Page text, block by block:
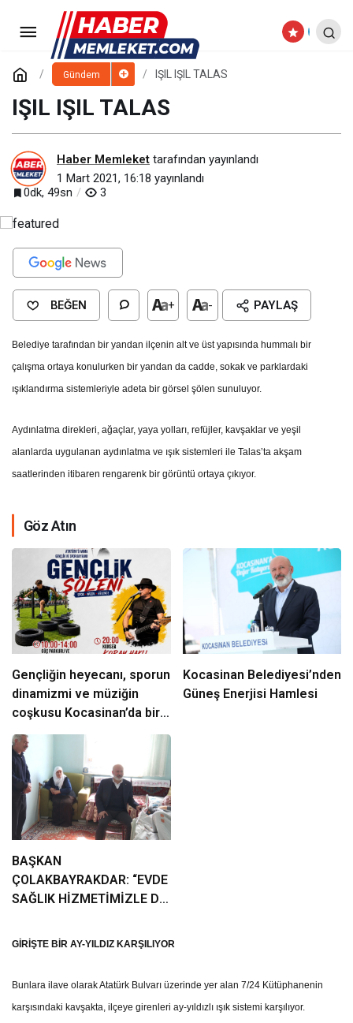
Gündem IŞIL IŞIL TALAS
IŞIL IŞIL TALAS
Haber Memleket tarafından yayınlandı
1 Mart 2021, 16:18 yayınlandı
0dk, 49sn
3
BEĞEN + - PAYLAŞ
Belediye tarafından bir yandan ilçenin alt ve üst yapısında hummalı bir
çalışma ortaya konulurken bir yandan da cadde, sokak ve parklardaki
ışıklandırma sistemleriyle adeta bir görsel şölen sunuluyor.
Aydınlatma direkleri, ağaçlar, yaya yolları, refüjler, kavşaklar ve yeşil
alanlarda uygulanan aydınlatma ve ışık sistemleri ile Talas’ta akşam
saatlerinden itibaren rengarenk bir görüntü ortaya çıkıyor.
Göz Atın
Gençliğin heyecanı, sporun
dinamizmi ve müziğin
coşkusu Kocasinan’da bir
araya geliyor!
Kocasinan Belediyesi’nden
Güneş Enerjisi Hamlesi
BAŞKAN
ÇOLAKBAYRAKDAR: “EVDE
SAĞLIK HİZMETİMİZLE DE
DOKUNUYORUZ”
GİRİŞTE BİR AY-YILDIZ KARŞILIYOR
Bunlara ilave olarak Atatürk Bulvarı üzerinde yer alan 7/24 Kütüphanenin
karşısındaki kavşakta, ilçeye girenleri ay-yıldızlı ışık sistemi karşılıyor.
KOCASİNAN’DA DAHA SAĞLIKLI
NESİLLER İÇİN OKULLAR DEZENFEKTE
EDİLDİ
Yorum Yap